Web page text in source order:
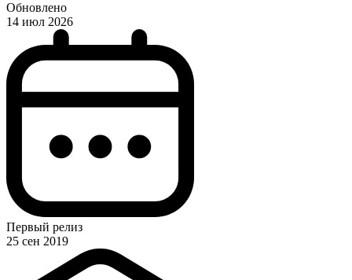
Обновлено
14 июл 2026
Первый релиз
25 сен 2019